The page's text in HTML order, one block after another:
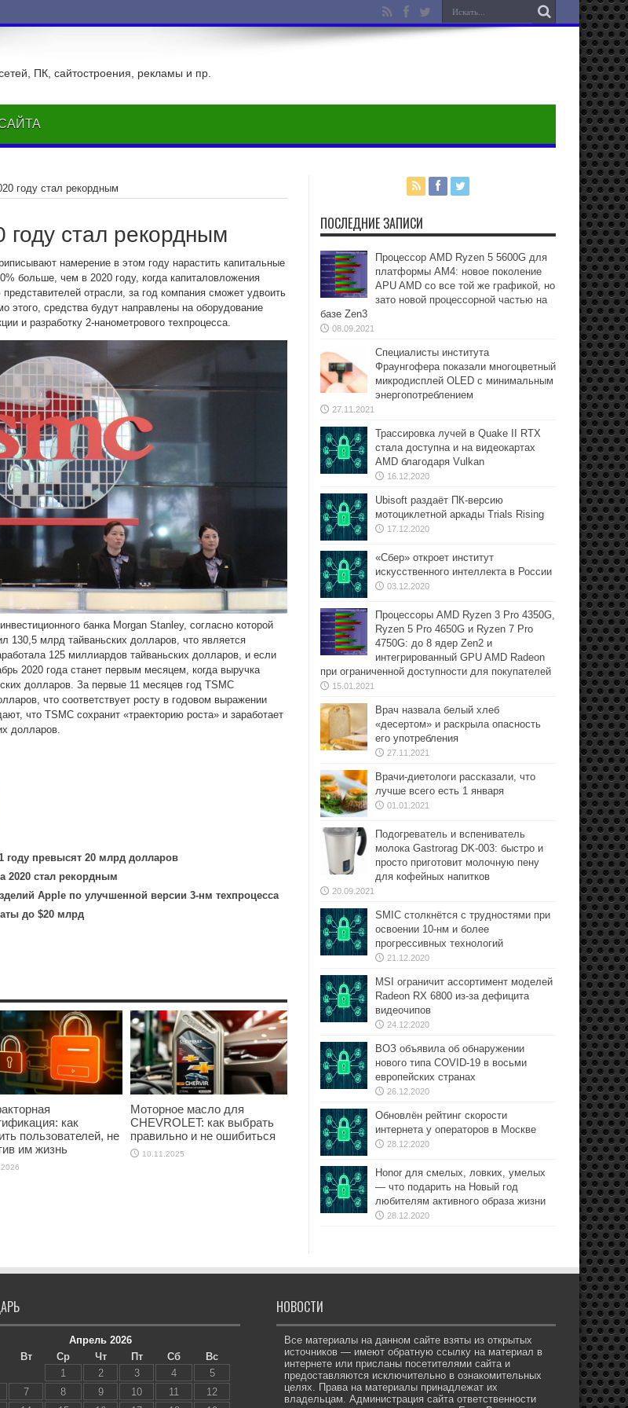
ПК, сайтостроения, рекламы и пр.
году стал рекордным
стал рекордным
намерение в этом году нарастить капитальные
больше, чем в 2020 году, когда капиталовложения
отрасли, за год компания сможет удвоить
этого, средства будут направлены на оборудование
и разработку 2-нанометрового техпроцесса.
банка Morgan Stanley, согласно которой
130,5 млрд тайваньских долларов, что является
125 миллиардов тайваньских долларов, и если
2020 года станет первым месяцем, когда выручка
долларов. За первые 11 месяцев год TSMC
что соответствует росту в годовом выражении
что TSMC сохранит «траекторию роста» и заработает
долларов.
году превысят 20 млрд долларов
2020 стал рекордным
Apple по улучшенной версии 3-нм техпроцесса
до $20 млрд
как
пользователей, не
им жизнь
Моторное масло для
CHEVROLET: как выбрать
правильно и не ошибиться
10.11.2025
ПОСЛЕДНИЕ ЗАПИСИ
Процессор AMD Ryzen 5 5600G для
платформы АМ4: новое поколение
APU AMD со все той же графикой, но
зато новой процессорной частью на
базе Zen3
08.09.2021
Специалисты института
Фраунгофера показали многоцветный
микродисплей OLED с минимальным
энергопотреблением
27.11.2021
Трассировка лучей в Quake II RTX
стала доступна и на видеокартах
AMD благодаря Vulkan
16.12.2020
Ubisoft раздаёт ПК-версию
мотоциклетной аркады Trials Rising
17.12.2020
«Сбер» откроет институт
искусственного интеллекта в России
03.12.2020
Процессоры AMD Ryzen 3 Pro 4350G,
Ryzen 5 Pro 4650G и Ryzen 7 Pro
4750G: до 8 ядер Zen2 и
интегрированный GPU AMD Radeon
при ограниченной доступности для покупателей
15.01.2021
Врач назвала белый хлеб
«десертом» и раскрыла опасность
его употребления
27.11.2021
Врачи-диетологи рассказали, что
лучше всего есть 1 января
01.01.2021
Подогреватель и вспениватель
молока Gastrorag DK-003: быстро и
просто приготовит молочную пену
для кофейных напитков
20.09.2021
SMIC столкнётся с трудностями при
освоении 10-нм и более
прогрессивных технологий
21.12.2020
MSI ограничит ассортимент моделей
Radeon RX 6800 из-за дефицита
видеочипов
24.12.2020
ВОЗ объявила об обнаружении
нового типа COVID-19 в восьми
европейских странах
26.12.2020
Обновлён рейтинг скорости
интернета у операторов в Москве
28.12.2020
Honor для смелых, ловких, умелых
— что подарить на Новый год
любителям активного образа жизни
28.12.2020
Апрель 2026
Вт Ср Чт Пт Сб
Вс
1
2 3 4
5
7 8 9 10 11
12
НОВОСТИ
Все материалы на данном сайте взяты из открытых
источников — имеют обратную ссылку на материал в
интернете или присланы посетителями сайта и
предоставляются исключительно в ознакомительных
целях. Права на материалы принадлежат их
владельцам. Администрация сайта ответственности